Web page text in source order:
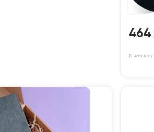
464
В